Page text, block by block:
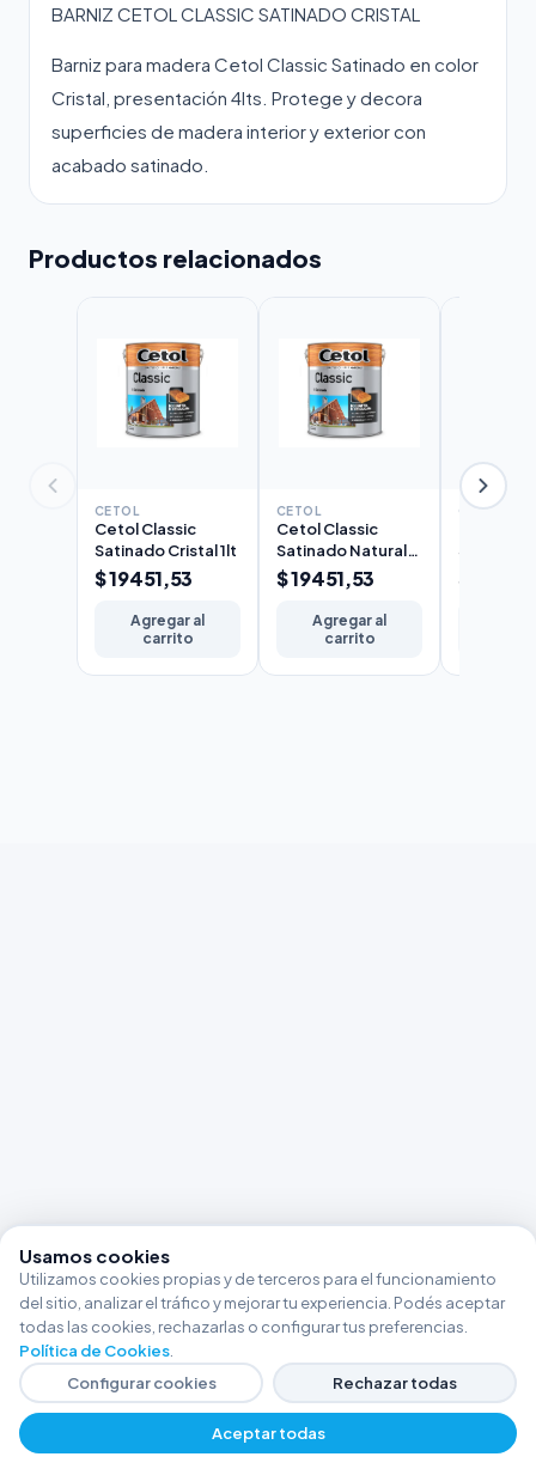
BARNIZ CETOL CLASSIC SATINADO CRISTAL
Barniz para madera Cetol Classic Satinado en color
Cristal, presentación 4lts. Protege y decora
superficies de madera interior y exterior con
acabado satinado.
Productos relacionados
CETOL
Cetol Classic
Satinado Cristal 1lt
$ 19451,53
Agregar al
carrito
CETOL
Cetol Classic
Satinado Natural
1lt
$ 19451,53
Agregar al
carrito
CETOL
Satinado
$
$ 67072,41 + Agregar
Usamos cookies
Utilizamos cookies propias y de terceros para el funcionamiento
del sitio, analizar el tráfico y mejorar tu experiencia. Podés aceptar
todas las cookies, rechazarlas o configurar tus preferencias.
Política de Cookies
Configurar cookies
Rechazar todas
Aceptar todas